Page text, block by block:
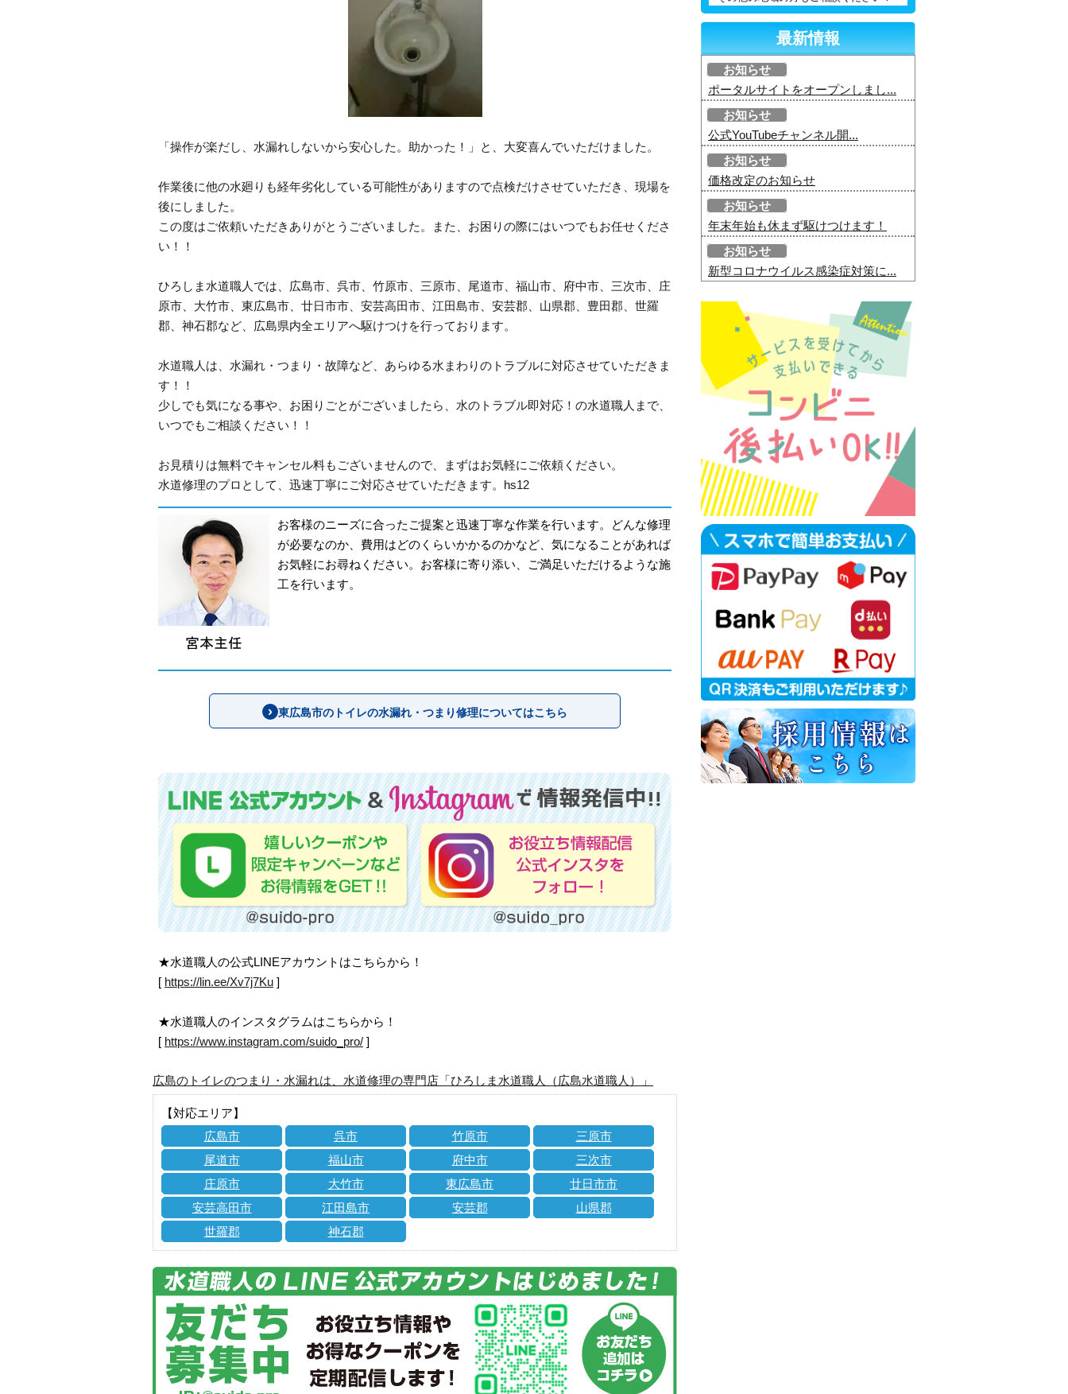
「操作が楽だし、水漏れしないから安心した。助かった！」と、大変喜んでいただけました。
作業後に他の水廻りも経年劣化している可能性がありますので点検だけさせていただき、現場を
後にしました。
この度はご依頼いただきありがとうございました。また、お困りの際にはいつでもお任せくださ
い！！
ひろしま水道職人では、広島市、呉市、竹原市、三原市、尾道市、福山市、府中市、三次市、庄
原市、大竹市、東広島市、廿日市市、安芸高田市、江田島市、安芸郡、山県郡、豊田郡、世羅
郡、神石郡など、広島県内全エリアへ駆けつけを行っております。
水道職人は、水漏れ・つまり・故障など、あらゆる水まわりのトラブルに対応させていただきま
す！！
少しでも気になる事や、お困りごとがございましたら、水のトラブル即対応！の水道職人まで、
いつでもご相談ください！！
お見積りは無料でキャンセル料もございませんので、まずはお気軽にご依頼ください。
水道修理のプロとして、迅速丁寧にご対応させていただきます。hs12
お客様のニーズに合ったご提案と迅速丁寧な作業を行います。どんな修理
が必要なのか、費用はどのくらいかかるのかなど、気になることがあれば
お気軽にお尋ねください。お客様に寄り添い、ご満足いただけるような施
工を行います。
東広島市のトイレの水漏れ・つまり修理についてはこちら
★水道職人の公式LINEアカウントはこちらから！
[ https://lin.ee/Xv7j7Ku ]
★水道職人のインスタグラムはこちらから！
[ https://www.instagram.com/suido_pro/ ]
広島のトイレのつまり・水漏れは、水道修理の専門店「ひろしま水道職人（広島水道職人）」
【対応エリア】
広島市
呉市 竹原市
三原市
尾道市
福山市 府中市
三次市
庄原市
大竹市 東広島市
廿日市市
安芸高田市
江田島市 安芸郡
山県郡
世羅郡
神石郡
最新情報
お知らせ
ポータルサイトをオープンしまし...
お知らせ
公式YouTubeチャンネル開...
お知らせ
価格改定のお知らせ
お知らせ
年末年始も休まず駆けつけます！
お知らせ
新型コロナウイルス感染症対策に...